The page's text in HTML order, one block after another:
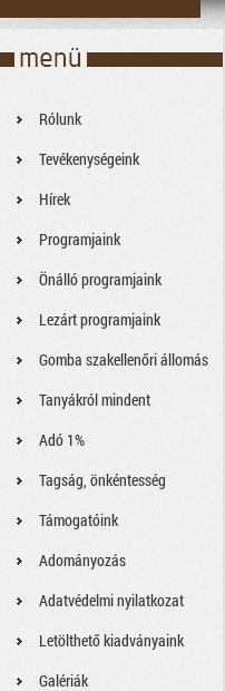
Rólunk
Tevékenységeink
Hírek
Programjaink
Önálló programjaink
Lezárt programjaink
Gomba szakellenőri állomás
Tanyákról mindent
Adó 1%
Tagság, önkéntesség
Támogatóink
Adományozás
Adatvédelmi nyilatkozat
Letölthető kiadványaink
Galériák